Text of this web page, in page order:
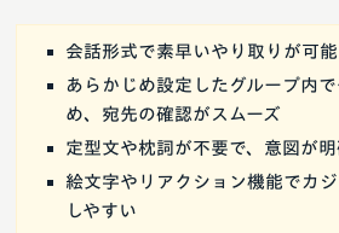
会話形式で素早いやり取りが可能
あらかじめ設定したグループ内
め、宛先の確認がスムーズ
定型文や枕詞が不要で、意図が
絵文字やリアクション機能でカ
しやすい